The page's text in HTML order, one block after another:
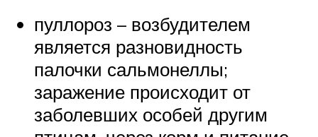
пуллороз – возбудителем
является разновидность
палочки сальмонеллы;
заражение происходит от
заболевших особей другим